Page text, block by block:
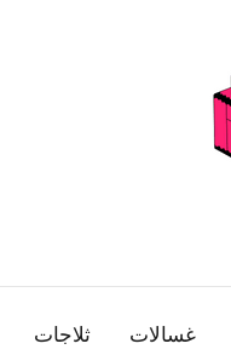
غسالات ثلاجات